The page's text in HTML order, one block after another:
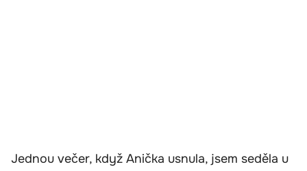
Jednou večer, když Anička usnula, jsem seděla u